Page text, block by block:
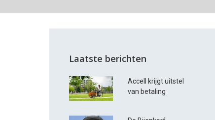
Laatste berichten
Accell krijgt uitstel
van betaling